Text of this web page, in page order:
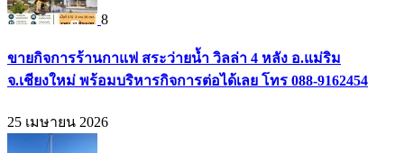
8
ขายกิจการร้านกาแฟ สระว่ายน้ำ วิลล่า 4 หลัง อ.แม่ริม
จ.เชียงใหม่ พร้อมบริหารกิจการต่อได้เลย โทร 088-9162454
25 เมษายน 2026